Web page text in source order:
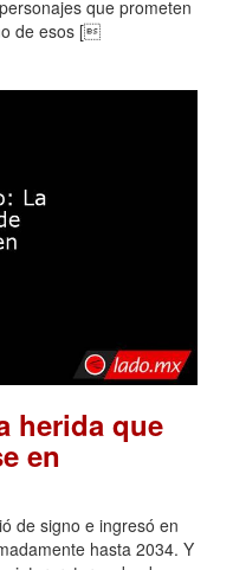
que prometen
de esos [
herida que
en
de signo e ingresó en
hasta 2034. Y